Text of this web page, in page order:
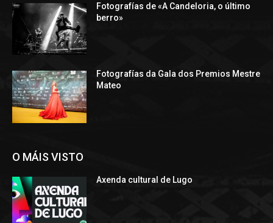
Fotografías de «A Candeloria, o último
berro»
Fotografías da Gala dos Premios Mestre
Mateo
O MÁIS VISTO
Axenda cultural de Lugo